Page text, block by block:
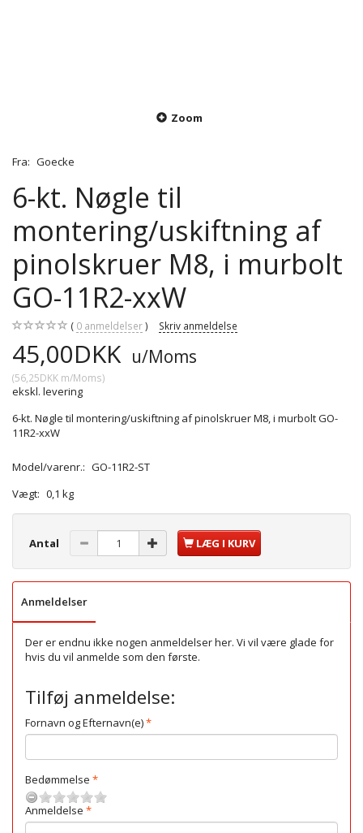
Zoom
Fra: Goecke
6-kt. Nøgle til
montering/uskiftning af
pinolskruer M8, i murbolt
GO-11R2-xxW
0 anmeldelser Skriv anmeldelse
45,00DKK u/Moms
(56,25DKK m/Moms)
ekskl. levering
6-kt. Nøgle til montering/uskiftning af pinolskruer M8, i murbolt GO-
11R2-xxW
Model/varenr.: GO-11R2-ST
Vægt: 0,1 kg
Antal LÆG I KURV
Anmeldelser
Der er endnu ikke nogen anmeldelser her. Vi vil være glade for
hvis du vil anmelde som den første.
Tilføj anmeldelse:
Fornavn og Efternavn(e)
Bedømmelse
Anmeldelse